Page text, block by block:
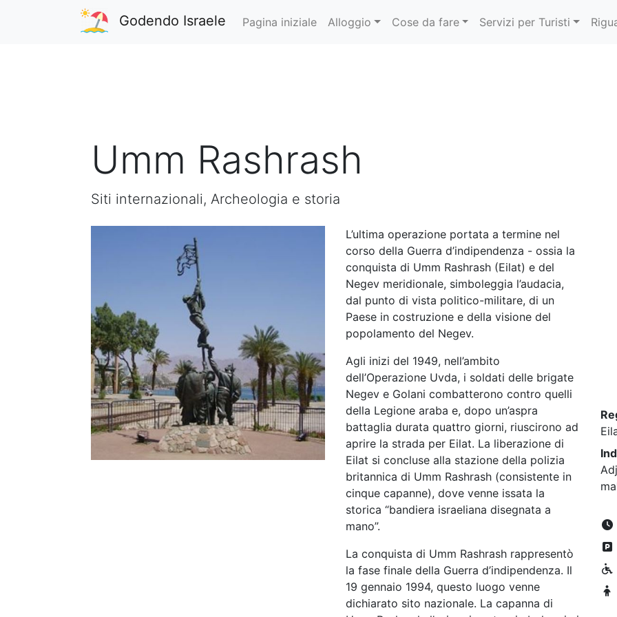
Godendo Israele Pagina iniziale Alloggio Cose da fare Servizi per Turisti
Umm Rashrash
Siti internazionali, Archeologia e storia
L’ultima operazione portata a termine nel
corso della Guerra d’indipendenza - ossia la
conquista di Umm Rashrash (Eilat) e del
Negev meridionale, simboleggia l’audacia,
dal punto di vista politico-militare, di un
Paese in costruzione e della visione del
popolamento del Negev.
Agli inizi del 1949, nell’ambito
dell’Operazione Uvda, i soldati delle brigate
Negev e Golani combatterono contro quelli
della Legione araba e, dopo un’aspra
battaglia durata quattro giorni, riuscirono ad
aprire la strada per Eilat. La liberazione di
Eilat si concluse alla stazione della polizia
britannica di Umm Rashrash (consistente in
cinque capanne), dove venne issata la
storica “bandiera israeliana disegnata a
mano”.
La conquista di Umm Rashrash rappresentò
la fase finale della Guerra d’indipendenza. Il
19 gennaio 1994, questo luogo venne
dichiarato sito nazionale. La capanna di